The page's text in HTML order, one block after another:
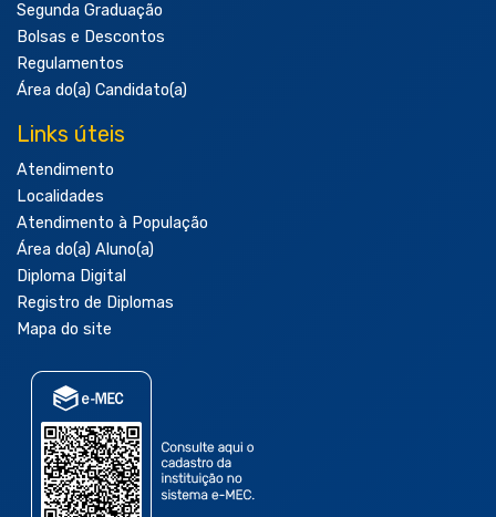
Segunda Graduação
Bolsas e Descontos
Regulamentos
Área do(a) Candidato(a)
Links úteis
Atendimento
Localidades
Atendimento à População
Área do(a) Aluno(a)
Diploma Digital
Registro de Diplomas
Mapa do site